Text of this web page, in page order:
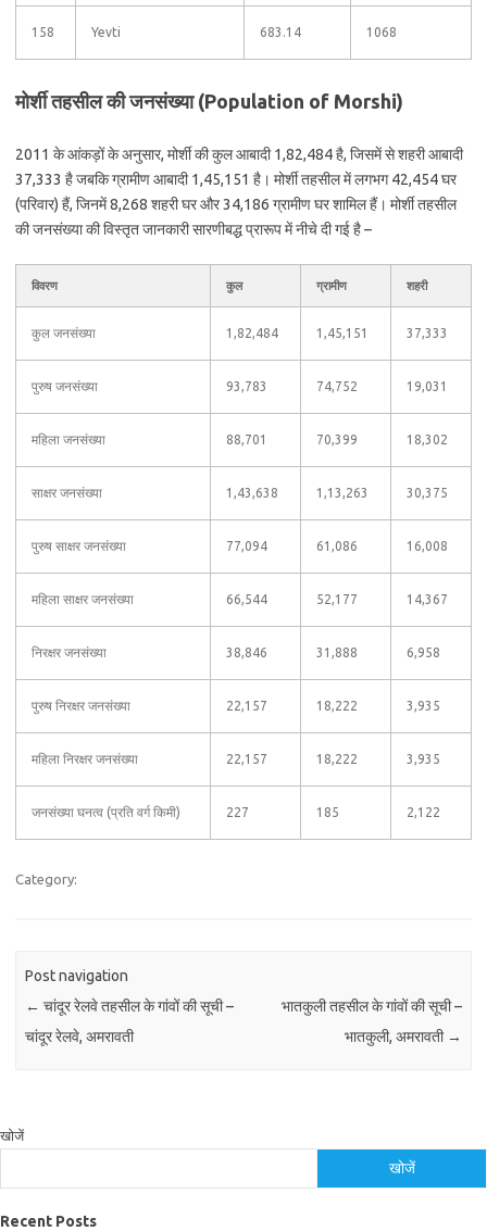
158 Yevti 683.14 1068
मोर्शी तहसील की जनसंख्या (Population of Morshi)
2011 के आंकड़ों के अनुसार, मोर्शी की कुल आबादी 1,82,484 है, जिसमें से शहरी आबादी
37,333 है जबकि ग्रामीण आबादी 1,45,151 है। मोर्शी तहसील में लगभग 42,454 घर
(परिवार) हैं, जिनमें 8,268 शहरी घर और 34,186 ग्रामीण घर शामिल हैं। मोर्शी तहसील
की जनसंख्या की विस्तृत जानकारी सारणीबद्ध प्रारूप में नीचे दी गई है –
विवरण कुल ग्रामीण शहरी
कुल जनसंख्या 1,82,484 1,45,151 37,333
पुरुष जनसंख्या 93,783 74,752 19,031
महिला जनसंख्या 88,701 70,399 18,302
साक्षर जनसंख्या 1,43,638 1,13,263 30,375
पुरुष साक्षर जनसंख्या 77,094 61,086 16,008
महिला साक्षर जनसंख्या 66,544 52,177 14,367
निरक्षर जनसंख्या 38,846 31,888 6,958
पुरुष निरक्षर जनसंख्या 22,157 18,222 3,935
महिला निरक्षर जनसंख्या 22,157 18,222 3,935
जनसंख्या घनत्व (प्रति वर्ग किमी) 227 185 2,122
Category:
Post navigation
← चांदूर रेलवे तहसील के गांवों की सूची –
चांदूर रेलवे, अमरावती
भातकुली तहसील के गांवों की सूची –
भातकुली, अमरावती →
खोजें
खोजें
Recent Posts